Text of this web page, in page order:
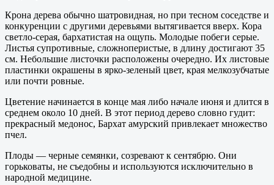
Крона дерева обычно шатровидная, но при тесном соседстве и
конкуренции с другими деревьями вытягивается вверх. Кора
светло-серая, бархатистая на ощупь. Молодые побеги серые.
Листья супротивные, сложноперистые, в длину достигают 35
см. Небольшие листочки расположены очередно. Их листовые
пластинки окрашены в ярко-зеленый цвет, края мелкозубчатые
или почти ровные.
Цветение начинается в конце мая либо начале июня и длится в
среднем около 10 дней. В этот период дерево словно гудит:
прекрасный медонос, Бархат амурский привлекает множество
пчел.
Плоды — черные семянки, созревают к сентябрю. Они
горьковаты, не съедобны и используются исключительно в
народной медицине.